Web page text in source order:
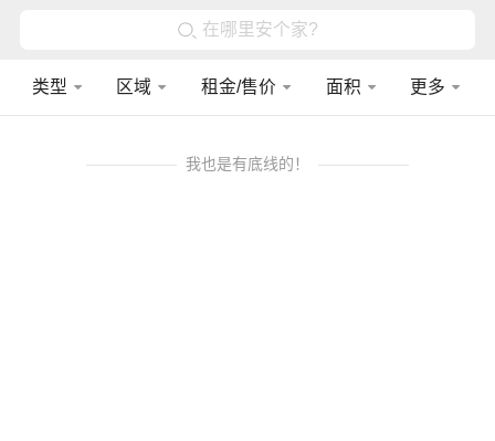
在哪里安个家?
类型 区域 租金/售价 面积 更多
我也是有底线的！